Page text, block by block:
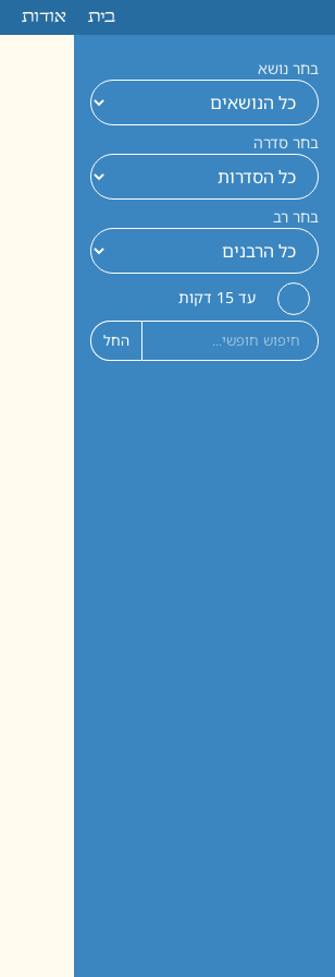
בית אודות
בחר נושא
בחר סדרה
בחר רב
עד 15 דקות
החל